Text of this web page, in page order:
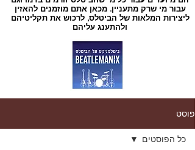
עבור מי שרק מתעניין. מכאן אתם מוזמנים להאזין
ליצירות המלאות של הביטלס, לרכוש את תקליטיהם
ולהתענג עליהם
פוסט
כל הפוסטים